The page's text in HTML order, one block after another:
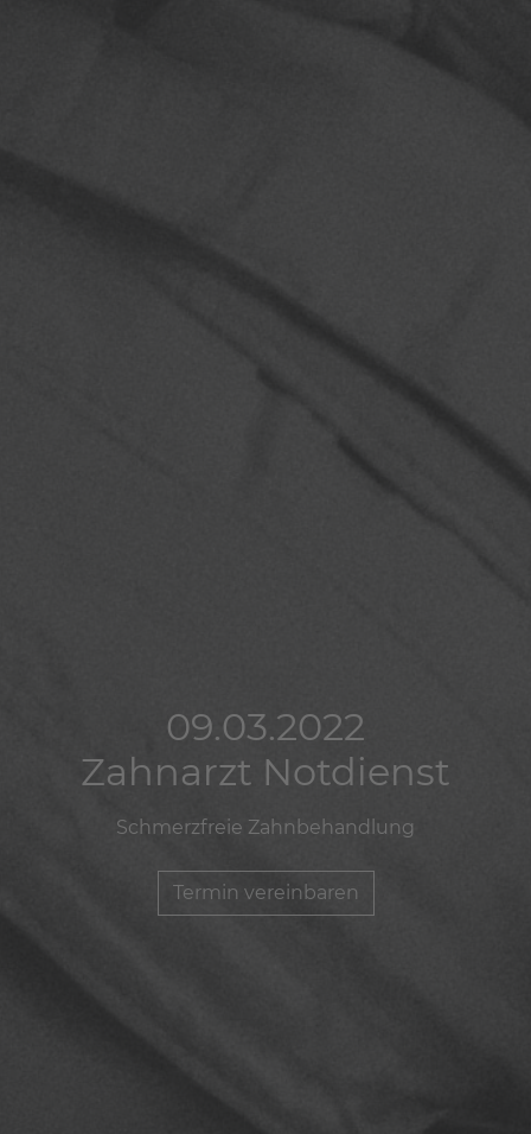
09.03.2022
Zahnarzt Notdienst
Schmerzfreie Zahnbehandlung
Termin vereinbaren
09.03.2022
Zahnarzt Notdienst
Schmerzfreie Zahnbehandlung
Termin vereinbaren
09.03.2022
Zahnarzt Notdienst
Schmerzfreie Zahnbehandlung
Termin vereinbaren